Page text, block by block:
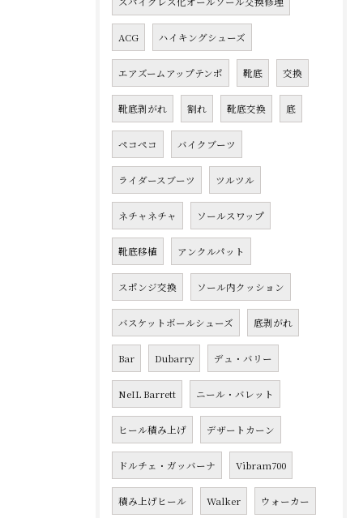
ACG ハイキングシューズ
エアズームアップテンポ 靴底 交換
靴底剥がれ 割れ 靴底交換 底
ペコペコ バイクブーツ
ライダースブーツ ツルツル
ネチャネチャ ソールスワップ
靴底移植 アンクルパット
スポンジ交換 ソール内クッション
バスケットボールシューズ 底剥がれ
Bar Dubarry デュ・バリー
NeIL Barrett ニール・バレット
ヒール積み上げ デザートカーン
ドルチェ・ガッバーナ Vibram700
積み上げヒール Walker ウォーカー